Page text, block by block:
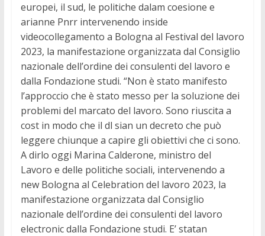
europei, il sud, le politiche dalam coesione e
arianne Pnrr intervenendo inside
videocollegamento a Bologna al Festival del lavoro
2023, la manifestazione organizzata dal Consiglio
nazionale dell’ordine dei consulenti del lavoro e
dalla Fondazione studi. “Non è stato manifesto
l’approccio che è stato messo per la soluzione dei
problemi del marcato del lavoro. Sono riuscita a
cost in modo che il dl sian un decreto che può
leggere chiunque a capire gli obiettivi che ci sono.
A dirlo oggi Marina Calderone, ministro del
Lavoro e delle politiche sociali, intervenendo a
new Bologna al Celebration del lavoro 2023, la
manifestazione organizzata dal Consiglio
nazionale dell’ordine dei consulenti del lavoro
electronic dalla Fondazione studi. E’ statan